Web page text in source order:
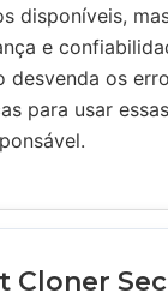
disponíveis,
e
desvenda os
para usar
Cloner